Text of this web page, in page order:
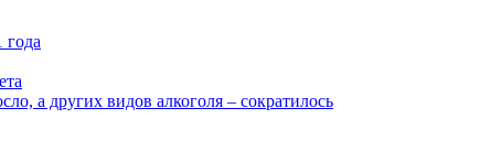
года
а других видов алкоголя – сократилось